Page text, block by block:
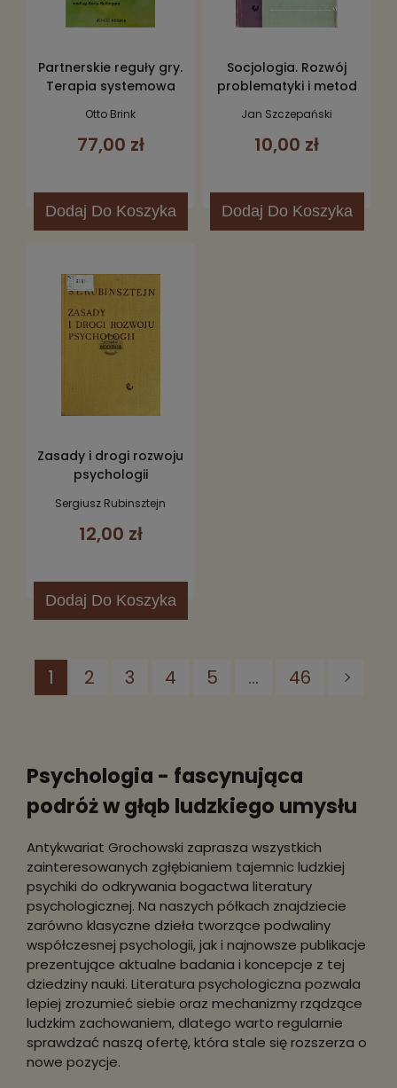
Partnerskie reguły gry.
Terapia systemowa
Otto Brink
77,00 zł
Dodaj Do Koszyka
Socjologia. Rozwój
problematyki i metod
Jan Szczepański
10,00 zł
Dodaj Do Koszyka
Zasady i drogi rozwoju
psychologii
Sergiusz Rubinsztejn
12,00 zł
Dodaj Do Koszyka
1 2 3 4 5 ... 46
Psychologia - fascynująca
podróż w głąb ludzkiego umysłu
Antykwariat Grochowski zaprasza wszystkich
zainteresowanych zgłębianiem tajemnic ludzkiej
psychiki do odkrywania bogactwa literatury
psychologicznej. Na naszych półkach znajdziecie
zarówno klasyczne dzieła tworzące podwaliny
współczesnej psychologii, jak i najnowsze publikacje
prezentujące aktualne badania i koncepcje z tej
dziedziny nauki. Literatura psychologiczna pozwala
lepiej zrozumieć siebie oraz mechanizmy rządzące
ludzkim zachowaniem, dlatego warto regularnie
sprawdzać naszą ofertę, która stale się rozszerza o
nowe pozycje.